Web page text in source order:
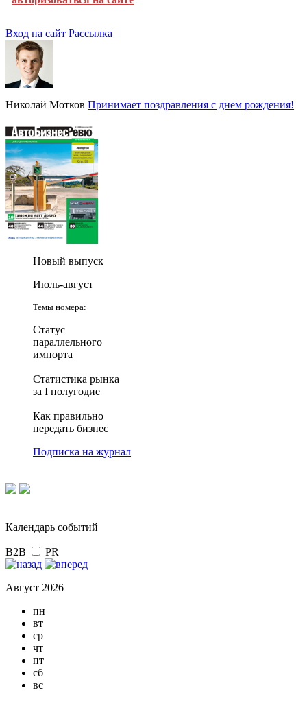
Вход на сайт Рассылка
Николай Мотков Принимает поздравления с днем рождения!
Новый выпуск
Июль-август
Темы номера:
Статус
параллельного
импорта
Статистика рынка
за I полугодие
Как правильно
передать бизнес
Подписка на журнал
Календарь событий
B2B PR
Август 2026
пн
вт
ср
чт
пт
сб
вс